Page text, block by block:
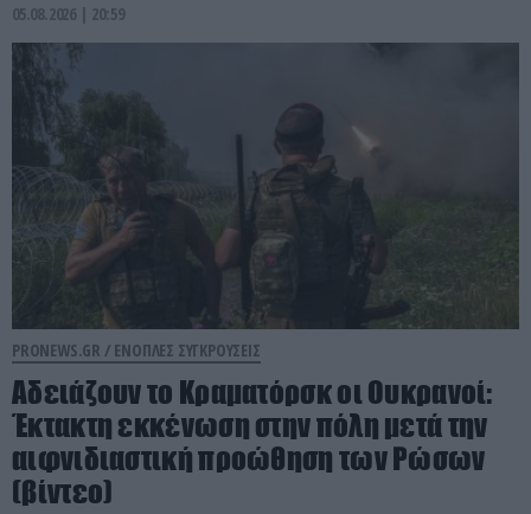
05.08.2026 | 20:59
PRONEWS.GR / ΕΝΟΠΛΕΣ ΣΥΓΚΡΟΥΣΕΙΣ
Αδειάζουν το Κραματόρσκ οι Ουκρανοί:
Έκτακτη εκκένωση στην πόλη μετά την
αιφνιδιαστική προώθηση των Ρώσων
(βίντεο)